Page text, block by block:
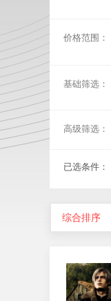
价格范围：
基础筛选：
高级筛选：
已选条件：
综合排序